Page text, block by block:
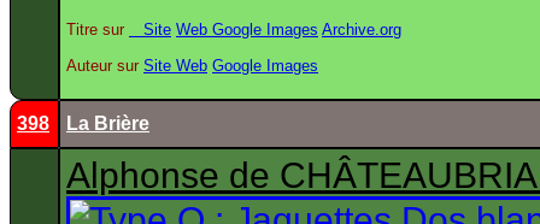
Titre sur Site Web Google Images Archive.org
Auteur sur Site Web Google Images
398 La Brière
Alphonse de